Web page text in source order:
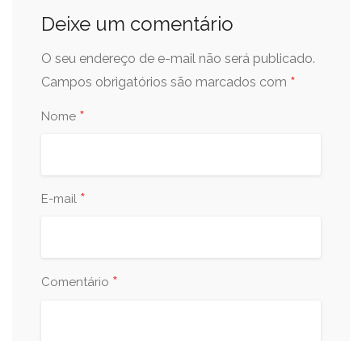
Deixe um comentário
O seu endereço de e-mail não será publicado.
Campos obrigatórios são marcados com *
Nome *
E-mail *
Comentário *